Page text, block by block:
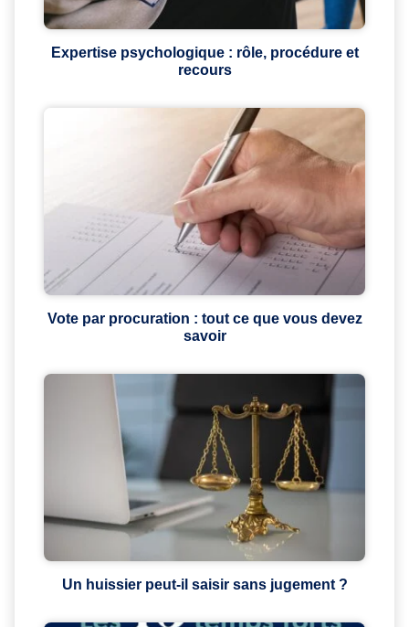
Expertise psychologique : rôle, procédure et
recours
Vote par procuration : tout ce que vous devez
savoir
Un huissier peut-il saisir sans jugement ?